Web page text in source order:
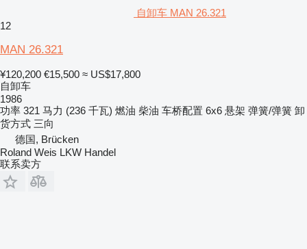
自卸车 MAN 26.321
12
MAN 26.321
¥120,200 €15,500 ≈ US$17,800
自卸车
1986
功率 321 马力 (236 千瓦) 燃油 柴油 车桥配置 6x6 悬架 弹簧/弹簧 卸
货方式 三向
德国, Brücken
Roland Weis LKW Handel
联系卖方